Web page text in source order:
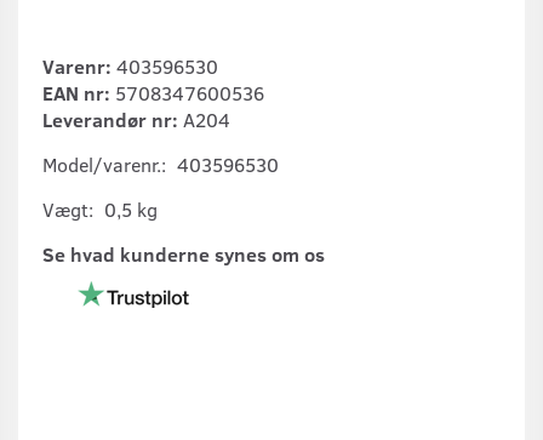
Varenr: 403596530
EAN nr: 5708347600536
Leverandør nr: A204
Model/varenr.: 403596530
Vægt: 0,5 kg
Se hvad kunderne synes om os